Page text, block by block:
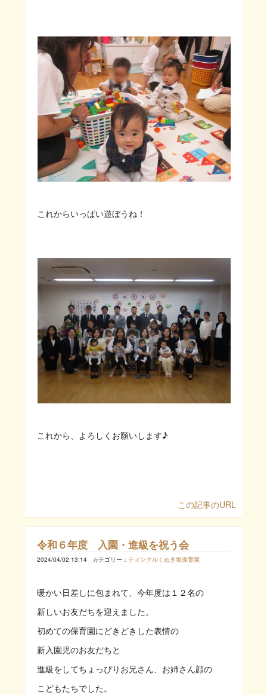
これからいっぱい遊ぼうね！
これから、よろしくお願いします♪
この記事のURL
令和６年度 入園・進級を祝う会
2024/04/02 13:14 カテゴリー： ティンクルくぬぎ坂保育園
暖かい日差しに包まれて、今年度は１２名の
新しいお友だちを迎えました。
初めての保育園にどきどきした表情の
新入園児のお友だちと
進級をしてちょっぴりお兄さん、お姉さん顔の
こどもたちでした。